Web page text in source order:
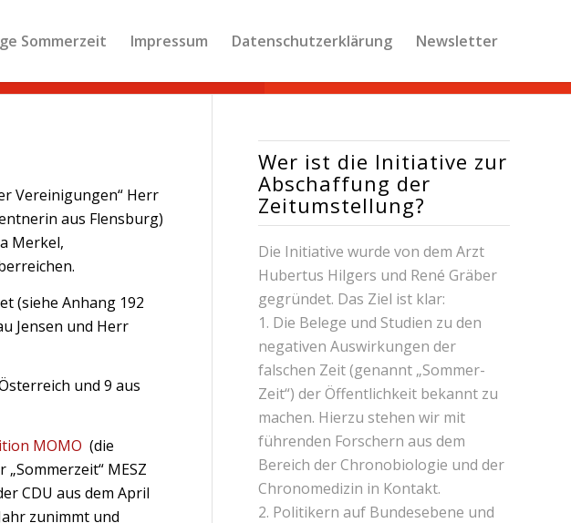
Sommerzeit Impressum Datenschutzerklärung Newsletter
Vereinigungen“ Herr
aus Flensburg)
Merkel,
(siehe Anhang 192
Jensen und Herr
und 9 aus
MOMO (die
MESZ
CDU aus dem April
zunimmt und
Wer ist die Initiative zur
Abschaffung der
Zeitumstellung?
Die Initiative wurde von dem Arzt
Hubertus Hilgers und René Gräber
gegründet. Das Ziel ist klar:
1. Die Belege und Studien zu den
negativen Auswirkungen der
falschen Zeit (genannt „Sommer-
Zeit“) der Öffentlichkeit bekannt zu
machen. Hierzu stehen wir mit
führenden Forschern aus dem
Bereich der Chronobiologie und der
Chronomedizin in Kontakt.
2. Politikern auf Bundesebene und